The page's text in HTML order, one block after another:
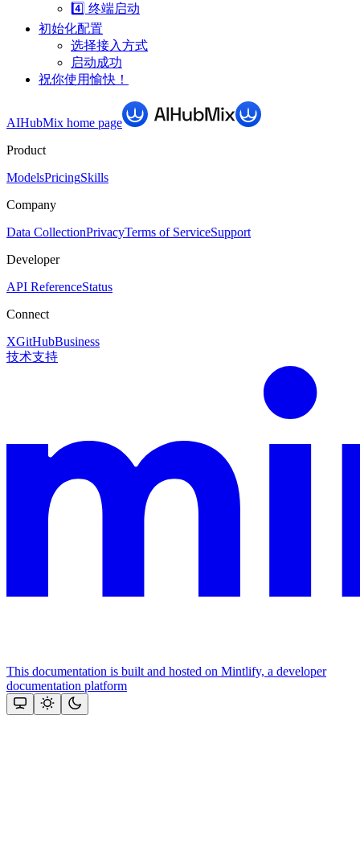
4️⃣ 终端启动
初始化配置
选择接入方式
启动成功
祝你使用愉快！
AIHubMix home page
Product
ModelsPricingSkills
Company
Data CollectionPrivacyTerms of ServiceSupport
Developer
API ReferenceStatus
Connect
XGitHubBusiness
技术支持
This documentation is built and hosted on Mintlify, a developer
documentation platform